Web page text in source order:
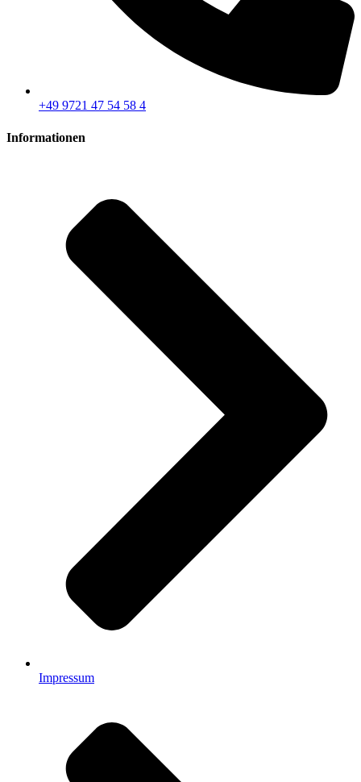
+49 9721 47 54 58 4
Informationen
Impressum